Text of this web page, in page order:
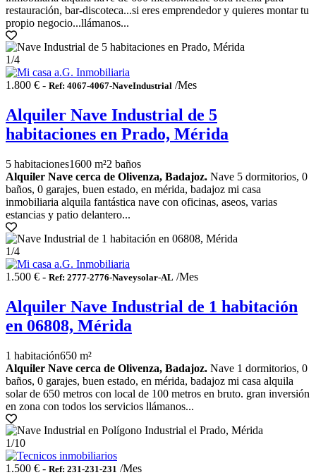
restauración, bar-discoteca...si eres emprendedor y quieres montar tu
propio negocio...llámanos...
1/4
1.800 € - Ref: 4067-4067-NaveIndustrial /Mes
Alquiler Nave Industrial de 5
habitaciones en Prado, Mérida
5 habitaciones1600 m²2 baños
Alquiler Nave cerca de Olivenza, Badajoz. Nave 5 dormitorios, 0
baños, 0 garajes, buen estado, en mérida, badajoz mi casa
inmobiliaria alquila fantástica nave con oficinas, aseos, varias
estancias y patio delantero...
1/4
1.500 € - Ref: 2777-2776-Naveysolar-AL /Mes
Alquiler Nave Industrial de 1 habitación
en 06808, Mérida
1 habitación650 m²
Alquiler Nave cerca de Olivenza, Badajoz. Nave 1 dormitorios, 0
baños, 0 garajes, buen estado, en mérida, badajoz mi casa alquila
solar de 650 metros con local de 100 metros en bruto. gran inversión
en zona con todos los servicios llámanos...
1/10
1.500 € - Ref: 231-231-231 /Mes